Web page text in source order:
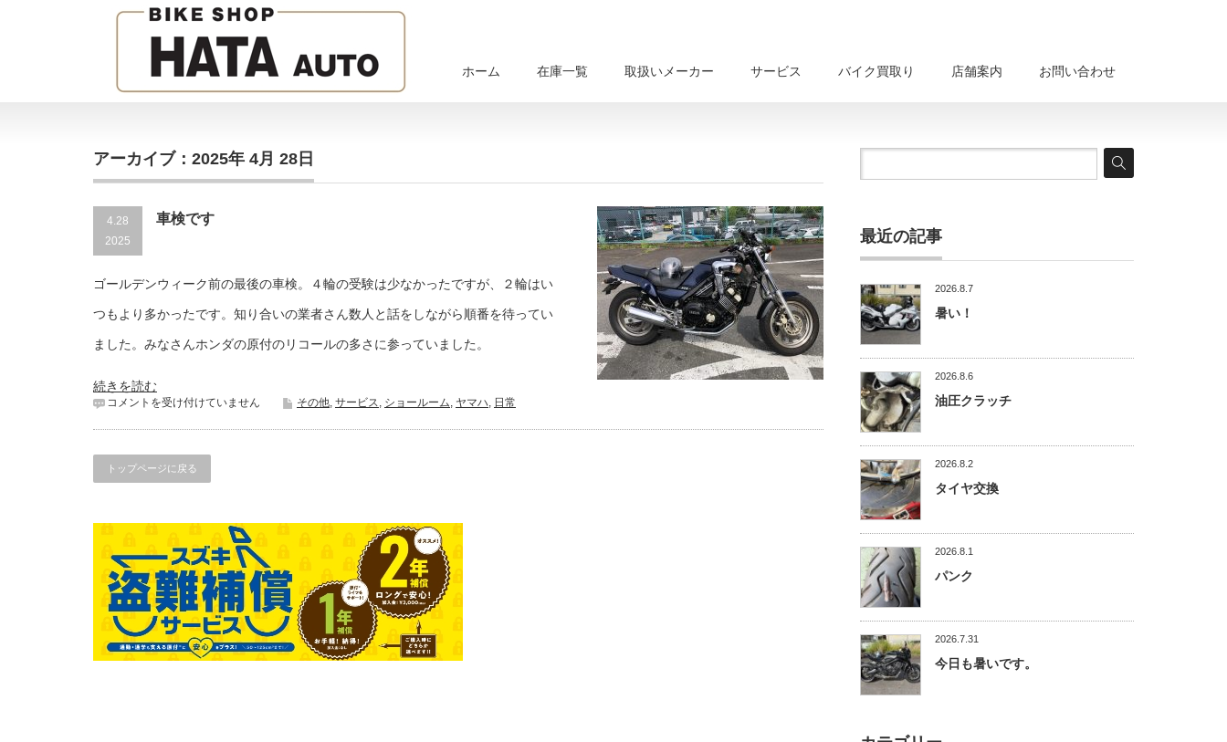
ホーム 在庫一覧 取扱いメーカー サービス バイク買取り 店舗案内 お問い合わせ
アーカイブ：2025年 4月 28日
4.28
2025
車検です
ゴールデンウィーク前の最後の車検。４輪の受験は少なかったですが、２輪はい
つもより多かったです。知り合いの業者さん数人と話をしながら順番を待ってい
ました。みなさんホンダの原付のリコールの多さに参っていました。
続きを読む
車
で
は
コメントを受け付けていません その他, サービス, ショールーム, ヤマハ, 日常
トップページに戻る
最近の記事
2026.8.7
暑い！
2026.8.6
油圧クラッチ
2026.8.2
タイヤ交換
2026.8.1
パンク
2026.7.31
今日も暑いです。